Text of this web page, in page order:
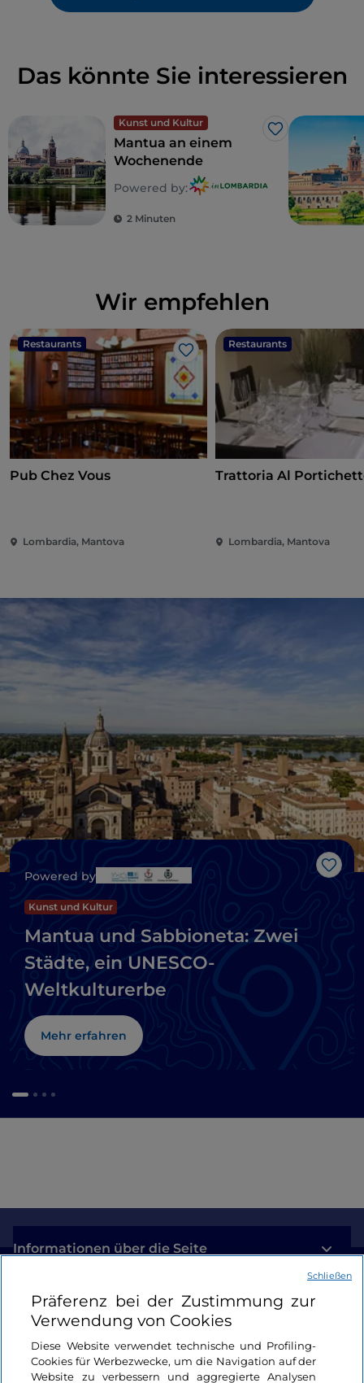
Das könnte Sie interessieren
Kunst und Kultur
Like
Mantua an einem
Wochenende
Powered by:
2 Minuten
Wir empfehlen
Restaurants
Like
Pub Chez Vous
Lombardia, Mantova
Restaurants
Trattoria Al
Lombardia, Mantova
Like
Powered by
Kunst und Kultur
Mantua und Sabbioneta: Zwei
Städte, ein UNESCO-
Weltkulturerbe
Mehr erfahren
Informationen über die Seite
Nützliche Links
Login
Bleiben wir in Kontakt
Präferenz bei der Zustimmung zur
Verwendung von Cookies
Diese Website verwendet technische und Profiling-
Cookies für Werbezwecke, um die Navigation auf der
Website zu verbessern und aggregierte Analysen
Schließen